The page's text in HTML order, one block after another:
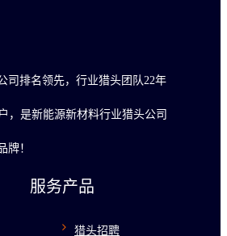
司排名领先，行业猎头团队22年
，是新能源新材料行业猎头公司
牌！
服务产品
猎头招聘